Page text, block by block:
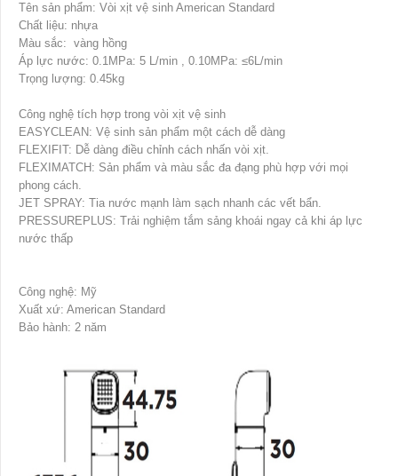
Tên sản phẩm: Vòi xịt vệ sinh American Standard
Chất liệu: nhựa
Màu sắc: vàng hồng
Áp lực nước: 0.1MPa: 5 L/min , 0.10MPa: ≤6L/min
Trọng lượng: 0.45kg
Công nghệ tích hợp trong vòi xịt vệ sinh
EASYCLEAN: Vệ sinh sản phẩm một cách dễ dàng
FLEXIFIT: Dễ dàng điều chỉnh cách nhấn vòi xịt.
FLEXIMATCH: Sản phẩm và màu sắc đa đạng phù hợp với mọi
phong cách.
JET SPRAY: Tia nước mạnh làm sạch nhanh các vết bẩn.
PRESSUREPLUS: Trải nghiệm tắm sảng khoái ngay cả khi áp lực
nước thấp
Công nghệ: Mỹ
Xuất xứ: American Standard
Bảo hành: 2 năm